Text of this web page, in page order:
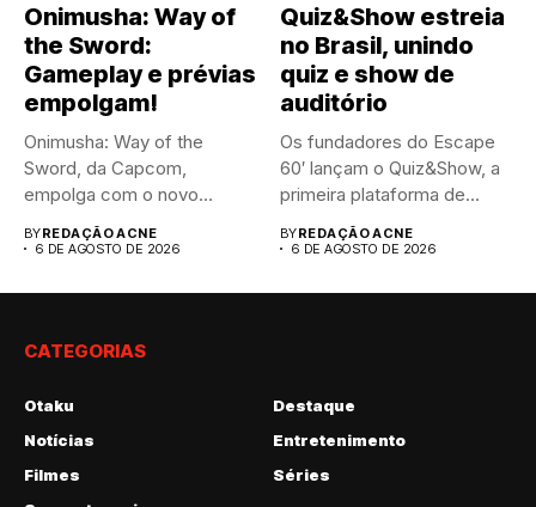
Onimusha: Way of
the Sword:
Gameplay e prévias
empolgam!
Onimusha: Way of the
Sword, da Capcom,
empolga com o novo
BYREDAÇÃO ACNE
6 DE AGOSTO DE 2026
Quiz&Show estreia
no Brasil, unindo
quiz e show de
auditório
Os fundadores do Escape
60′ lançam o Quiz&Show, a
primeira plataforma de...
BYREDAÇÃO ACNE
6 DE AGOSTO DE 2026
CATEGORIAS
Otaku
Destaque
Notícias
Entretenimento
Filmes
Séries